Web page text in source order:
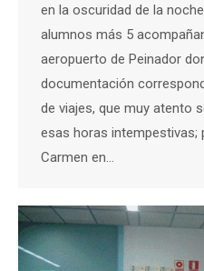
en la oscuridad de la
alumnos más 5
aeropuerto de Peinador
documentación
de viajes, que muy atento
esas horas intempestivas;
Carmen en…